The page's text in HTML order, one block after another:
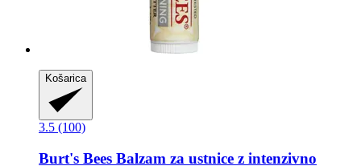
Košarica
3.5 (100)
Burt's Bees Balzam za ustnice z intenzivno